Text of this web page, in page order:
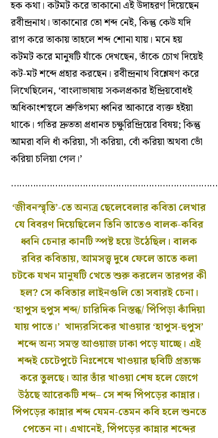
হক কথা। কটমটকরে তাকানো এই উদাহরণ দিয়েছেন
রবীন্দ্রনাথ। তাকানোর তো শব্দ নেই, কিন্তু কেউ যদি
রাগ করে তাকায় তাহলে শব্দ শোনা যায়। মনে হয়
কটমটকরেমানুষটিযাঁকে দেখছেন, তাঁকে চোখ দিয়েই
কট-মটশব্দে প্রহার করছেন।রবীন্দ্রনাথ বিশ্লেষণ করে
লিখেছিলেন, ‘বাংলাভাষায়সকলপ্রকারইন্দ্রিয়বোধই
অধিকাংশস্থলেশ্রুতিগম্যধ্বনির আকারে ব্যক্ত হইয়া
থাকে। গতির দ্রুততা প্রধানতচক্ষুরিন্দ্রিয়েরবিষয়;কিন্তু
আমরা বলি ধাঁ করিয়া,সাঁকরিয়া, বোঁ করিয়া অথবাভোঁ
করিয়া চলিয়া গেল।’
‘জীবনস্মৃতি’-তেঅন্যত্রছেলেবেলারকবিতা লেখার
যে বিবরণ দিয়েছিলেন তিনি তাতেওবালক-কবির
ধ্বনি চেনারকানটি স্পষ্ট হয়ে উঠেছিল। বালক
রবির কবিতায়,আমসত্ত্বদুধে ফেলে তাতে কলা
চটকে যখনমানুষটিখেতে শুরু করলেন তারপর কী
হল? সে কবিতার লাইনগুলি তোসবারই চেনা।
‘হাপুসহুপুসশব্দ/ চারিদিক নিস্তব্ধ/পিঁপিড়াকাঁদিয়া
যায় পাতে।’ খাদ্যরসিকেরখাওয়ার‘হাপুস-হুপুস’
শব্দে অন্যসমস্তআওয়াজঢাকা পড়ে যাচ্ছে। এই
শব্দইচেটেপুটেনিঃশেষেখাওয়ার ছবিটি প্রত্যক্ষ
করে তুলছে।আর তাঁর খাওয়া শেষ হলেজেগে
উঠছে আরেকটি শব্দ–সে শব্দপিঁপড়েরকান্নার।
পিঁপড়েরকান্নারশব্দ যেমন-তেমন কবি হলে শুনতে
পেতেন না। এখানেই,পিঁপড়েরকান্নারশব্দের